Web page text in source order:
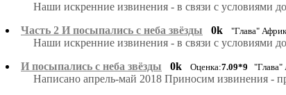
Наши искренние извинения - в связи с условиями
Часть 2 И посыпались с неба звёзды
0k "Глава"
Наши искренние извинения - в связи с условиями
И посыпались с неба звёзды
0k Оценка:7.09*9 "Глава"
Написано апрель-май 2018 Приносим извинения -